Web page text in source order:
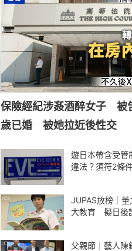
保險經紀涉姦酒醉女子 被
歲已婚 被她拉近後性交
遊日本帶含受管
違法？須符2條
JUPAS放榜｜
大教育 擬日後
父親節｜藝人陳